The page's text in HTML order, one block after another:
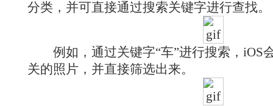
分类，并可直接通过搜索关键字进行查找。
例如，通过关键字“车”进行搜索，iOS
关的照片，并直接筛选出来。